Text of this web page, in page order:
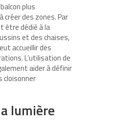
plus
créer des zones. Par
être dédié à la
et des chaises,
accueillir des
L’utilisation de
aider à définir
cloisonner
lumière